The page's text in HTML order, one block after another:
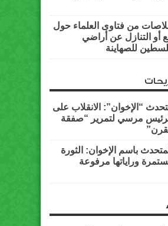
من فتاوى العلماء حول
أو التنازل عن أراضي
للصهاينة
“الإخوان”: الانقلاب على
مرسي لتمرير “صفقة
باسم الإخوان: الثورة
وراياتها مرفوعة